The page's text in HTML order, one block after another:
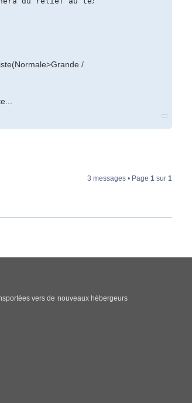
/
3 messages • Page1 sur1
vers de nouveaux hébergeurs